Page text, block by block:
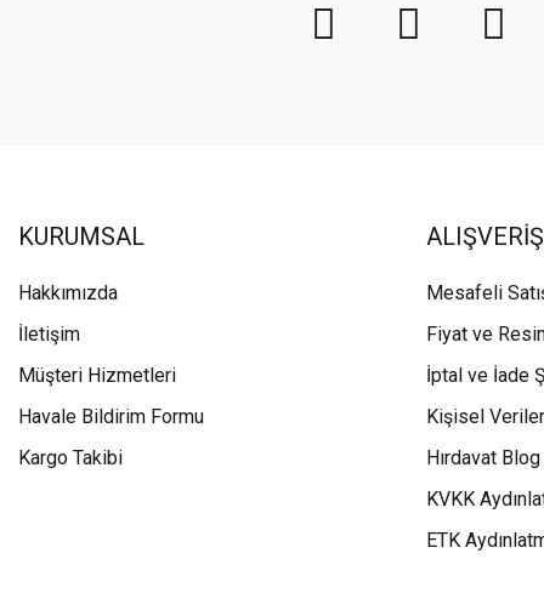
KURUMSAL
Hakkımızda
İletişim
Müşteri Hizmetleri
Havale Bildirim Formu
Kargo Takibi
ALIŞVERİŞ
Mesafeli
Fiyat ve
İptal ve İade
Kişisel
Hırdavat Blog
KVKK
ETK